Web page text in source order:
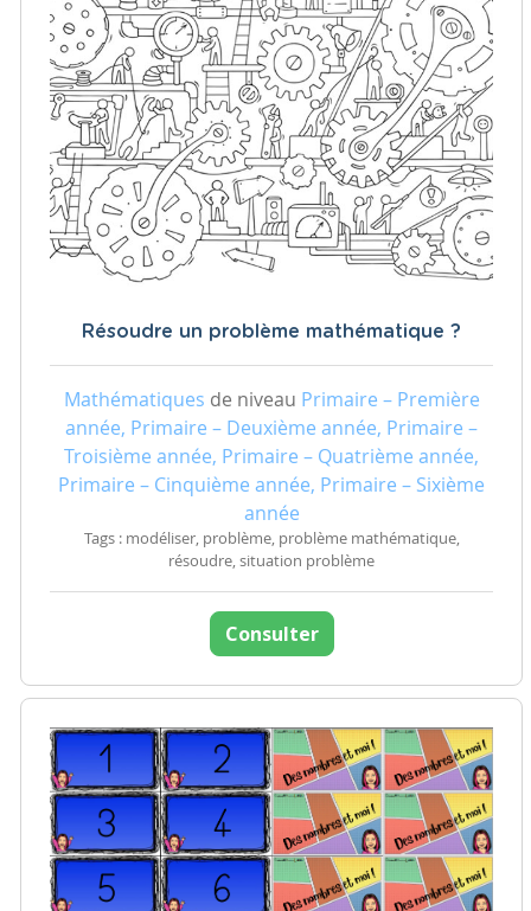
Résoudre un problème mathématique ?
Mathématiques de niveau Primaire – Première
année, Primaire – Deuxième année, Primaire –
Troisième année, Primaire – Quatrième année,
Primaire – Cinquième année, Primaire – Sixième
année
Tags : modéliser, problème, problème mathématique,
résoudre, situation problème
Consulter